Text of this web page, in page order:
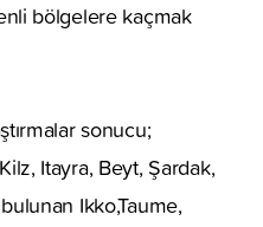
bölgelere kaçmak
sonucu;
Itayra, Beyt, Şardak,
Ikko,Taume,